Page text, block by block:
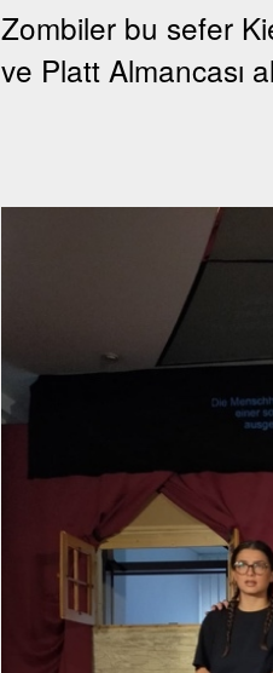
Zombiler bu sefer
ve Platt Almancası